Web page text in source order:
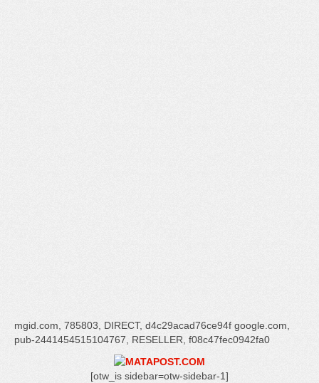
mgid.com, 785803, DIRECT, d4c29acad76ce94f google.com,
pub-2441454515104767, RESELLER, f08c47fec0942fa0
[otw_is sidebar=otw-sidebar-1]